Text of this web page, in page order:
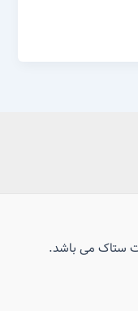
ستاک می باشد.